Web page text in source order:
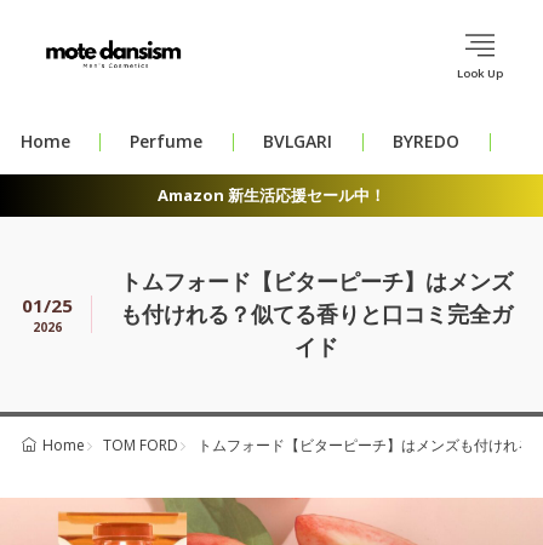
Look Up
Home Perfume BVLGARI BYREDO
Amazon 新生活応援セール中！
01/25
2026
トムフォード【ビターピーチ】はメンズ
も付けれる？似てる香りと口コミ完全ガ
イド
Home TOM FORD トムフォード【ビターピーチ】はメンズも付けれる